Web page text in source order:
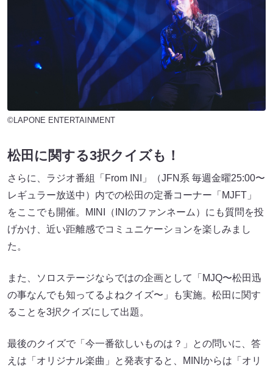
©LAPONE ENTERTAINMENT
松田に関する3択クイズも！
さらに、ラジオ番組「From INI」（JFN系 毎週金曜25:00〜
レギュラー放送中）内での松田の定番コーナー「MJFT」
をここでも開催。MINI（INIのファンネーム）にも質問を投
げかけ、近い距離感でコミュニケーションを楽しみまし
た。
また、ソロステージならではの企画として「MJQ〜松田迅
の事なんでも知ってるよねクイズ〜」も実施。松田に関す
ることを3択クイズにして出題。
最後のクイズで「今一番欲しいものは？」との問いに、答
えは「オリジナル楽曲」と発表すると、MINIからは「オリ